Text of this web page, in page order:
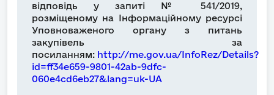
відповідь у запиті № 541/2019,
розміщеному на Інформаційному ресурсі
Уповноваженого органу з питань
закупівель за
посиланням: http://me.gov.ua/InfoRez/Details?
id=ff34e659-9801-42ab-9dfc-
060e4cd6eb27&lang=uk-UA